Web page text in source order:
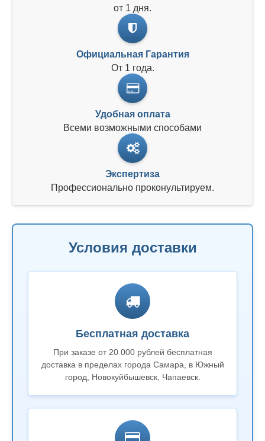
от 1 дня.
Официальная Гарантия
От 1 года.
Удобная оплата
Всеми возможными способами
Экспертиза
Профессионально проконультируем.
Условия доставки
Бесплатная доставка
При заказе от 20 000 рублей бесплатная
доставка в пределах города Самара, в Южный
город, Новокуйбышевск, Чапаевск.